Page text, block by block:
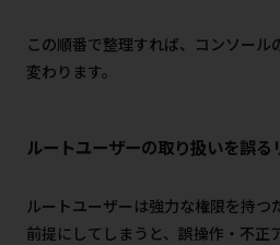
この順番で整理すれば、コンソール
変わります。
ルートユーザーの取り扱いを誤る
ルートユーザーは強力な権限を持つ
前提にしてしまうと、誤操作・不正